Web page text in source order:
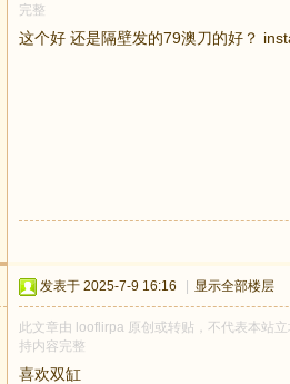
完整
这个好 还是隔壁发的79澳刀的好？
发表于 2025-7-9 16:16 显示全部楼层
此文章由 looflirpa 原创或转贴，不代表本站
持内容完整
喜欢双缸